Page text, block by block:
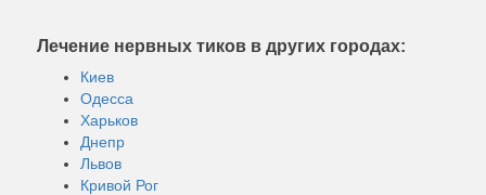
Лечение нервных тиков в других городах:
Киев
Одесса
Харьков
Днепр
Львов
Кривой Рог